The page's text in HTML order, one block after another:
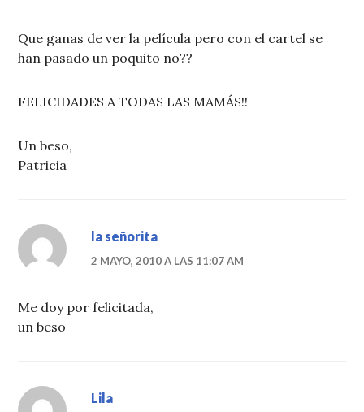
Que ganas de ver la película pero con el cartel se
han pasado un poquito no??
FELICIDADES A TODAS LAS MAMÁS!!
Un beso,
Patricia
la señorita
2 MAYO, 2010 A LAS 11:07 AM
Me doy por felicitada,
un beso
Lila